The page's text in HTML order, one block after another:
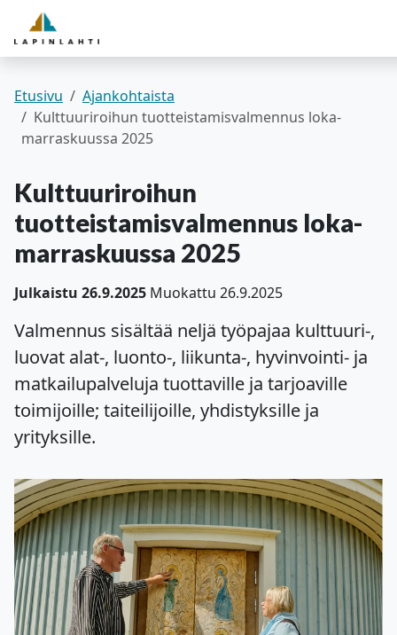
Siirry pääsisältöön
Yhteystiedot
Pohjois-Savon hyvinvointialue
Asuminen ja ympäristö
Varhaiskasvatus ja koulutus
Kulttuuri ja vapaa-aika
Kunta ja päätöksenteko
Työ- ja elinvoimapalvelut
Verkkoasiointi
Etusivu
Ajankohtaista
Kulttuuriroihun tuotteistamisvalmennus loka-
marraskuussa 2025
Kulttuuriroihun
tuotteistamisvalmennus loka-
marraskuussa 2025
Julkaistu 26.9.2025 Muokattu 26.9.2025
Valmennus sisältää neljä työpajaa kulttuuri-,
luovat alat-, luonto-, liikunta-, hyvinvointi- ja
matkailupalveluja tuottaville ja tarjoaville
toimijoille; taiteilijoille, yhdistyksille ja
yrityksille.